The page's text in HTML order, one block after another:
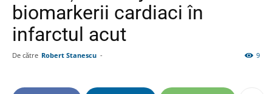
biomarkerii cardiaci în
infarctul acut
De către Robert Stanescu - 9